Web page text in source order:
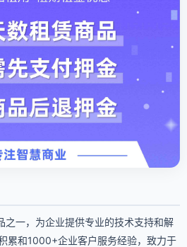
之一，为企业提供专业的技术支持和解
累和1000+企业客户服务经验，致力于